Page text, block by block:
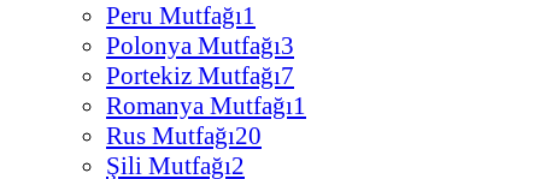
Peru Mutfağı1
Polonya Mutfağı3
Portekiz Mutfağı7
Romanya Mutfağı1
Rus Mutfağı20
Şili Mutfağı2